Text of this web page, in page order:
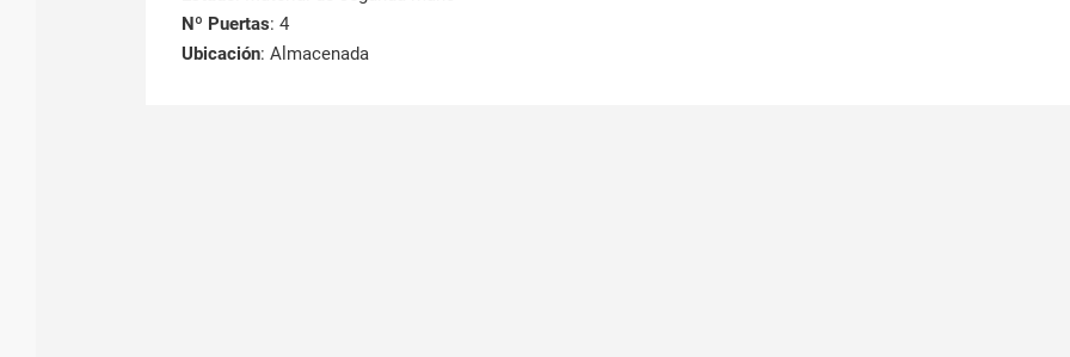
Nº Puertas: 4
Ubicación: Almacenada